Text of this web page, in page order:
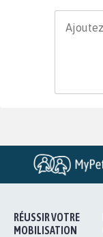
RÉUSSIR VOTRE
MOBILISATION